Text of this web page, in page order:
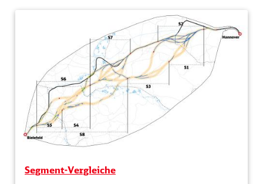
Segment-Vergleiche